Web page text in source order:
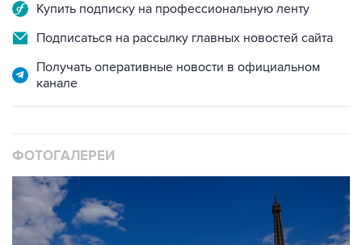
Купить подписку на профессиональную ленту
Подписаться на рассылку главных новостей сайта
Получать оперативные новости в официальном
канале
ФОТОГАЛЕРЕИ